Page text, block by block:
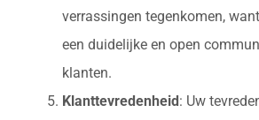
verrassingen tegenkomen,
een duidelijke en open
klanten.
Klanttevredenheid : Uw